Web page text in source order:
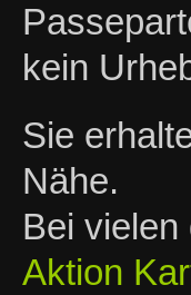
kein
Sie
Nähe.
Bei
Aktion